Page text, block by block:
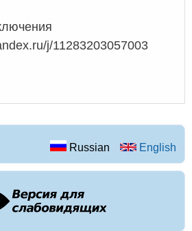
j/11283203057003
Russian English